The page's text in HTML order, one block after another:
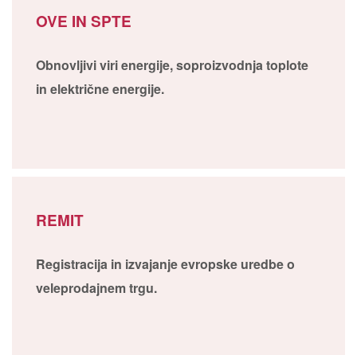
OVE IN SPTE
Obnovljivi viri energije, soproizvodnja toplote
in električne energije.
REMIT
Registracija in izvajanje evropske uredbe o
veleprodajnem trgu.